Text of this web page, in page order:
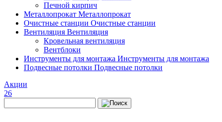
Печной кирпич
Металлопрокат Металлопрокат
Очистные станции Очистные станции
Вентиляция Вентиляция
Кровельная вентиляция
Вентблоки
Инструменты для монтажа Инструменты для монтажа
Подвесные потолки Подвесные потолки
Акции
26